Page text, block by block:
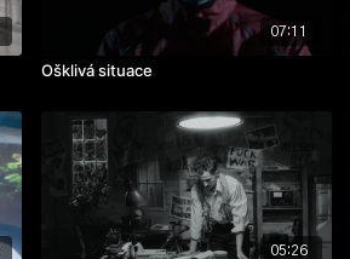
07:11
Ošklivá situace
05:26